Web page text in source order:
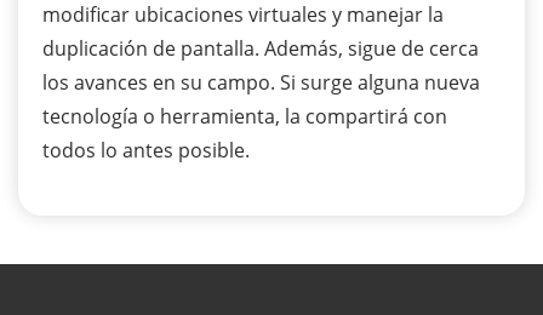
modificar ubicaciones virtuales y manejar la
duplicación de pantalla. Además, sigue de cerca
los avances en su campo. Si surge alguna nueva
tecnología o herramienta, la compartirá con
todos lo antes posible.